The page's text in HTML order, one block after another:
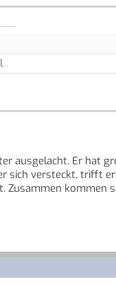
ausgelacht. Er hat
sich versteckt, trifft
kommen
nicht an seiner
etwas Besonderes